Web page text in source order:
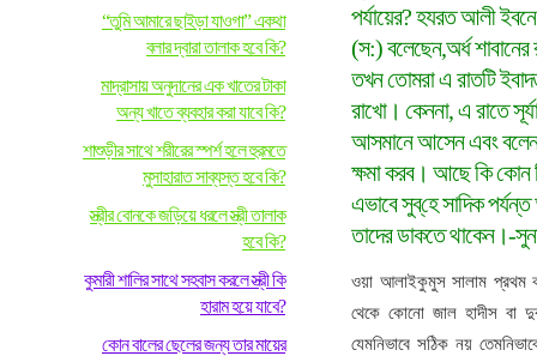
“তুমি আমারে ছাইড়া যাওগা” একথা
বলার দ্বারা তালাক হবে কি?
মাদ্রাসায় অনুদানের এক খাতের টাকা
অন্য খাতে ব্যবহার করা যাবে কি?
শাশুড়ীর সাথে শরীরের স্পর্শ হলে হুরমতে
মুসাহারাত সাব্যস্ত হবে কি?
স্ত্রীর বোনকে জড়িয়ে ধরলে স্ত্রী তালাক
হবে কি?
কুমারী শালির সাথে সহবাস করলে স্ত্রী কি
হারাম হয়ে যাবে?
কোন বালের ছেলের জন্য তার মায়ের
পর্যায়ের? হযরত আলী
(স:) বলেছেন,অর্ধ
তখন তোমরা এ রাতটি
রাখো। কেননা, এ রাতে
আসমানে আসেন এবং
ক্ষমা করব। আছে কি কোন
এভাবে সুব্‌হে সাদিক
তাদের ডাকতে থাকেন।-
ওয়া আলাইকুমুস সালাম
থেকে কোনো জাল হাদীস বা
যেমনিভাবে সঠিক নয়